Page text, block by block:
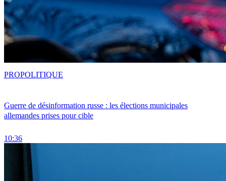
Guerre de désinformation russe : les élections municipales
allemandes prises pour cible
10:36
PROPOLITIQUE